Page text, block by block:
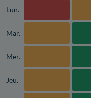
Lun.
Mar.
Mer.
Jeu.